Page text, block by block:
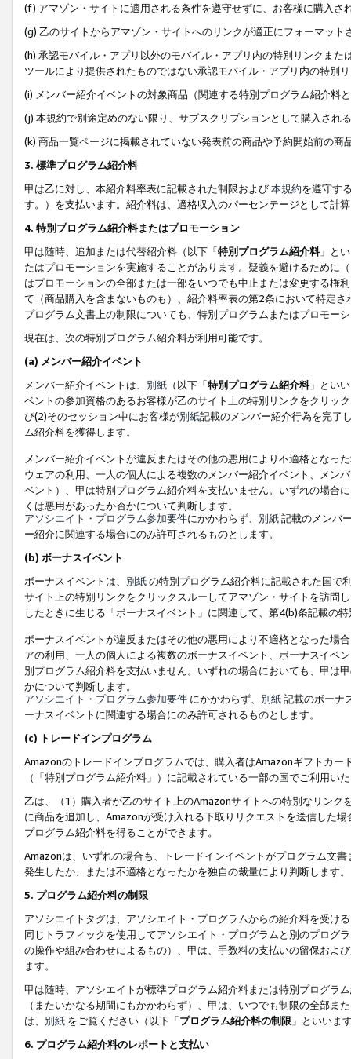
(f) アマゾン・サイトに適用される条件を遵守せずに、お客様に購入さ
(g) 乙のサイトからアマゾン・サイトへのリンクが適正にフォーマッ
(h) 承認モバイル・アプリ以外のモバイル・アプリ内の特別リンクま
ツールにより提供されたものではない承認モバイル・アプリ内の特別
(i) メンバー紹介イベントの対象商品（関連する特別プログラム紹介料
(j) 本規約で別途定めのない限り、サブスクリプションとして購入され
(k) 商品一覧ページに掲載されていない発表前の商品や予約開始前の商
3. 標準プログラム紹介料
甲は乙に対し、本紹介料率表に記載された制限および本規約を遵守す
す。）を支払います。紹介料は、適格収入のパーセンテージとして計
4. 特別プログラム紹介料またはプロモーション
甲は随時、追加または代替紹介料（以下「特別プログラム紹介料」と
たはプロモーションを実施することがあります。疑義を避けるために
はプロモーションの全部または一部をいつでも中止または変更する権
て（商品購入を含まないものも）、紹介料率表の第2条において特定
プログラム文書上の制限についても、特別プログラムまたはプロモー
現在は、次の特別プログラム紹介料が利用可能です。
(a) メンバー紹介イベント
メンバー紹介イベントは、 別紙 （以下「特別プログラム紹介料」とい
ベントの参加資格のあるお客様が乙のサイト上の特別リンクをクリッ
び(2)そのセッション中にお客様が別紙記載のメンバー紹介行為を完了
ム紹介料を獲得します。
メンバー紹介イベントが違反またはその他の悪用により不適格となっ
ウェアの利用、一人の個人による複数のメンバー紹介イベント、メン
ベント）、甲は特別プログラム紹介料を支払いません。いずれの場合
くは悪用があったか否かについて判断します。
アソシエイト・プログラム参加要件にかかわらず、 別紙記載のメンバ
ー紹介に関連する場合にのみ許可されるものとします。
(b) ボーナスイベント
ボーナスイベントは、 別紙の特別プログラム紹介料に記載された国で
サイト上の特別リンクをクリックスルーしてアマゾン・サイトを訪問
したときに生じる「ボーナスイベント」に関連して、第4(b)条記載の
ボーナスイベントが違反またはその他の悪用により不適格となった場
アの利用、一人の個人による複数のボーナスイベント、ボーナスイベ
別プログラム紹介料を支払いません。いずれの場合においても、甲は
かについて判断します。
アソシエイト・プログラム参加要件 にかかわらず、 別紙記載のボーナ
ーナスイベントに関連する場合にのみ許可されるものとします。
(c) トレードインプログラム
Amazonのトレードインプログラムでは、購入者はAmazonギフトカ
（「特別プログラム紹介料」）に記載されている一部の国でご利用い
乙は、（1）購入者が乙のサイト上のAmazonサイトへの特別なリン
に商品を追加し、Amazonが受け入れる下取りリクエストを送信した
プログラム紹介料を得ることができます。
Amazonは、いずれの場合も、トレードインイベントがプログラム文
発生したか、または不適格となったかを独自の裁量により判断します。
5. プログラム紹介料の制限
アソシエイトタグは、アソシエイト・プログラムからの紹介料を受け
同じトラフィックを使用してアソシエイト・プログラムと別のプログ
の操作や組み合わせによるもの）、甲は、手数料の支払いの留保およ
ます。
甲は随時、アソシエイトが標準プログラム紹介料または特別プログラ
（またいかなる期間にもかかわらず）、甲は、いつでも制限の全部
は、 別紙 をご覧ください（以下「プログラム紹介料の制限 」といいま
6. プログラム紹介料のレポートと支払い